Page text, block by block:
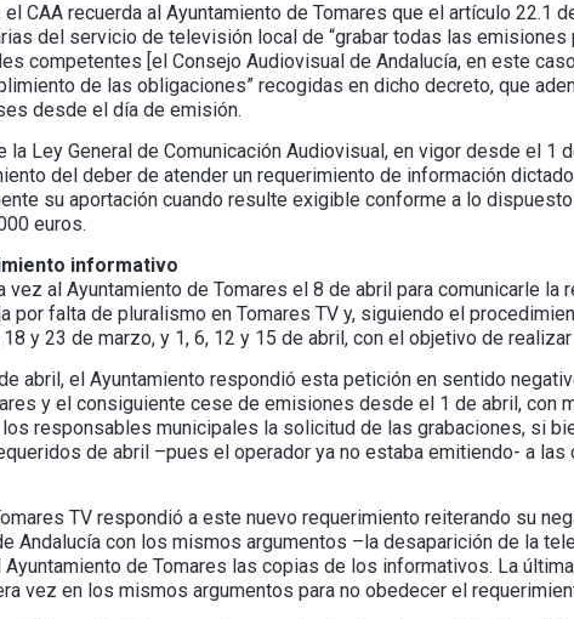
el CAA recuerda al Ayuntamiento de Tomares que el artículo
del servicio de televisión local de “grabar todas las emisiones
competentes [el Consejo Audiovisual de Andalucía, en este
de las obligaciones” recogidas en dicho decreto, que
desde el día de emisión.
la Ley General de Comunicación Audiovisual, en vigor desde el 1
del deber de atender un requerimiento de información
su aportación cuando resulte exigible conforme a lo
euros.
informativo
vez al Ayuntamiento de Tomares el 8 de abril para comunicarle la
por falta de pluralismo en Tomares TV y, siguiendo el
y 23 de marzo, y 1, 6, 12 y 15 de abril, con el objetivo de
abril, el Ayuntamiento respondió esta petición en sentido
y el consiguiente cese de emisiones desde el 1 de abril, con
responsables municipales la solicitud de las grabaciones, si
de abril –pues el operador ya no estaba emitiendo- a
TV respondió a este nuevo requerimiento reiterando su
Andalucía con los mismos argumentos –la desaparición de la
de Tomares las copias de los informativos. La
vez en los mismos argumentos para no obedecer el